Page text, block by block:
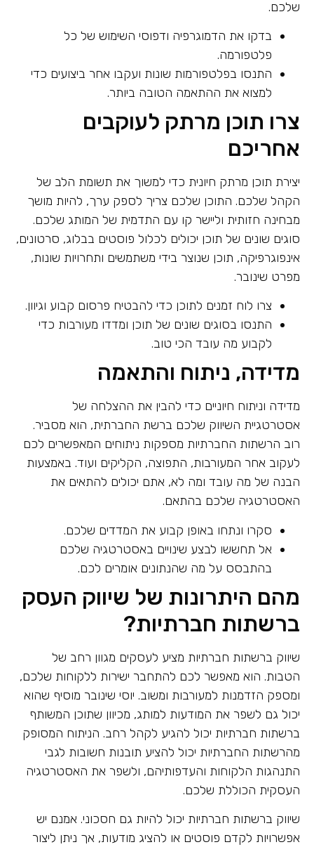
שלכם.
בדקו את הדמוגרפיה ודפוסי השימוש של כל
פלטפורמה.
התנסו בפלטפורמות שונות ועקבו אחר ביצועים כדי
למצוא את ההתאמה הטובה ביותר.
צרו תוכן מרתק לעוקבים
אחריכם
יצירת תוכן מרתק חיונית כדי למשוך את תשומת הלב של
הקהל שלכם. התוכן שלכם צריך לספק ערך, להיות מושך
מבחינה חזותית וליישר קו עם התדמית של המותג שלכם.
סוגים שונים של תוכן יכולים לכלול פוסטים בבלוג, סרטונים,
אינפוגרפיקה, תוכן שנוצר בידי משתמשים ותחרויות שונות,
מפרט שינובר.
צרו לוח זמנים לתוכן כדי להבטיח פרסום קבוע וגיוון.
התנסו בסוגים שונים של תוכן ומדדו מעורבות כדי
לקבוע מה עובד הכי טוב.
מדידה, ניתוח והתאמה
מדידה וניתוח חיוניים כדי להבין את ההצלחה של
אסטרטגיית השיווק שלכם ברשת החברתית, הוא מסביר.
רוב הרשתות החברתיות מספקות ניתוחים המאפשרים לכם
לעקוב אחר המעורבות, התפוצה, הקליקים ועוד. באמצעות
הבנה של מה עובד ומה לא, אתם יכולים להתאים את
האסטרטגיה שלכם בהתאם.
סקרו ונתחו באופן קבוע את המדדים שלכם.
אל תחששו לבצע שינויים באסטרטגיה שלכם
בהתבסס על מה שהנתונים אומרים לכם.
מהם היתרונות של שיווק העסק
ברשתות חברתיות?
שיווק ברשתות חברתיות מציע לעסקים מגוון רחב של
הטבות. הוא מאפשר לכם להתחבר ישירות ללקוחות שלכם,
ומספק הזדמנות למעורבות ומשוב. יוסי שינובר מוסיף שהוא
יכול גם לשפר את המודעות למותג, מכיוון שתוכן המשותף
ברשתות חברתיות יכול להגיע לקהל רחב. הניתוח המסופק
מהרשתות החברתיות יכול להציע תובנות חשובות לגבי
התנהגות הלקוחות והעדפותיהם, ולשפר את האסטרטגיה
העסקית הכוללת שלכם.
שיווק ברשתות חברתיות יכול להיות גם חסכוני. אמנם יש
אפשרויות לקדם פוסטים או להציג מודעות, אך ניתן ליצור